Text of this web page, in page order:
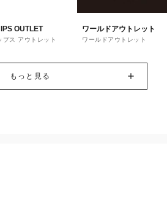
OUTLET
プス アウトレット
ワールドアウトレット
ワールドアウトレット
もっと見る